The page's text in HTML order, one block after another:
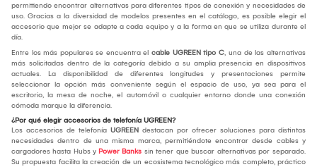
permitiendo encontrar alternativas para diferentes tipos de conexión y necesidades de
uso. Gracias a la diversidad de modelos presentes en el catálogo, es posible elegir el
accesorio que mejor se adapte a cada equipo y a la forma en que se utiliza durante el
día.
Entre los más populares se encuentra el cable UGREEN tipo C, una de las alternativas
más solicitadas dentro de la categoría debido a su amplia presencia en dispositivos
actuales. La disponibilidad de diferentes longitudes y presentaciones permite
seleccionar la opción más conveniente según el espacio de uso, ya sea para el
escritorio, la mesa de noche, el automóvil o cualquier entorno donde una conexión
cómoda marque la diferencia.
¿Por qué elegir accesorios de telefonía UGREEN?
Los accesorios de telefonía UGREEN destacan por ofrecer soluciones para distintas
necesidades dentro de una misma marca, permitiéndote encontrar desde cables y
cargadores hasta Hubs y Power Banks sin tener que buscar alternativas por separado.
Su propuesta facilita la creación de un ecosistema tecnológico más completo, práctico